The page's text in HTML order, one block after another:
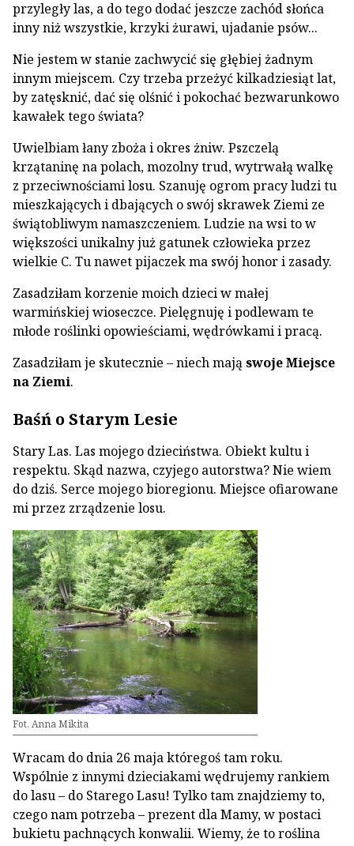
przyległy las, a do tego dodać jeszcze zachód słońca
inny niż wszystkie, krzyki żurawi, ujadanie psów...
Nie jestem w stanie zachwycić się głębiej żadnym
innym miejscem. Czy trzeba przeżyć kilkadziesiąt lat,
by zatęsknić, dać się olśnić i pokochać bezwarunkowo
kawałek tego świata?
Uwielbiam łany zboża i okres żniw. Pszczelą
krzątaninę na polach, mozolny trud, wytrwałą walkę
z przeciwnościami losu. Szanuję ogrom pracy ludzi tu
mieszkających i dbających o swój skrawek Ziemi ze
świątobliwym namaszczeniem. Ludzie na wsi to w
większości unikalny już gatunek człowieka przez
wielkie C. Tu nawet pijaczek ma swój honor i zasady.
Zasadziłam korzenie moich dzieci w małej
warmińskiej wioseczce. Pielęgnuję i podlewam te
młode roślinki opowieściami, wędrówkami i pracą.
Zasadziłam je skutecznie – niech mająswoje Miejsce
na Ziemi.
Baśń o Starym Lesie
Stary Las. Las mojego dzieciństwa. Obiekt kultu i
respektu. Skąd nazwa, czyjego autorstwa? Nie wiem
do dziś. Serce mojego bioregionu. Miejsce ofiarowane
mi przez zrządzenie losu.
Fot. Anna Mikita
Wracam do dnia 26 maja któregoś tam roku.
Wspólnie z innymi dzieciakami wędrujemy rankiem
do lasu – do Starego Lasu! Tylko tam znajdziemy to,
czego nam potrzeba – prezent dla Mamy, w postaci
bukietu pachnących konwalii. Wiemy, że to roślina